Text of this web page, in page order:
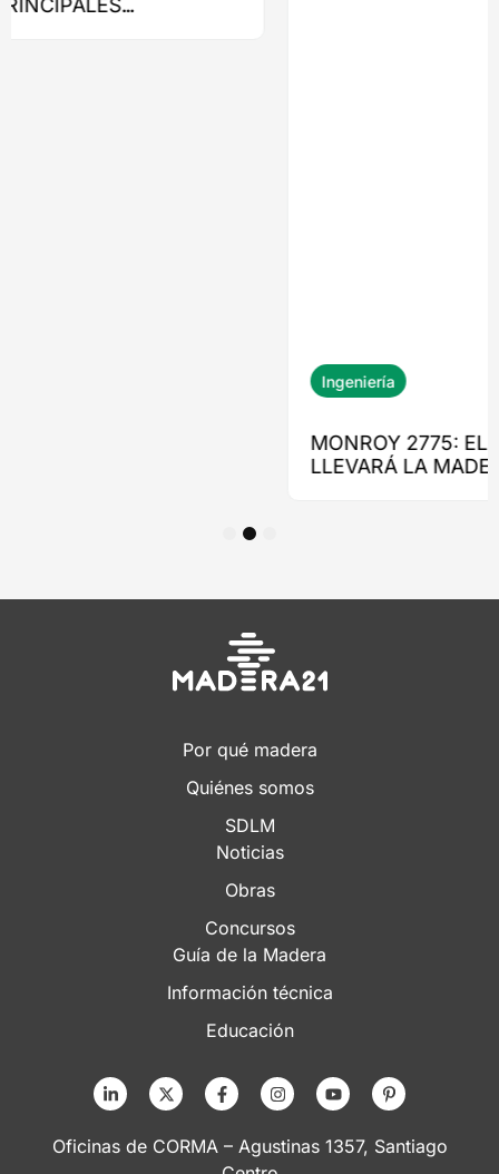
Por qué madera
Quiénes somos
SDLM
Noticias
Obras
Concursos
Guía de la Madera
Información técnica
Educación
Oficinas de CORMA – Agustinas 1357, Santiago